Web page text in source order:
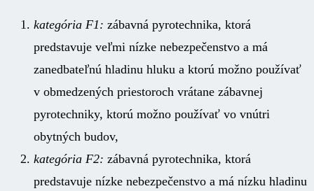
kategória F1: zábavná pyrotechnika, ktorá
predstavuje veľmi nízke nebezpečenstvo a má
zanedbateľnú hladinu hluku a ktorú možno používať
v obmedzených priestoroch vrátane zábavnej
pyrotechniky, ktorú možno používať vo vnútri
obytných budov,
kategória F2: zábavná pyrotechnika, ktorá
predstavuje nízke nebezpečenstvo a má nízku hladinu